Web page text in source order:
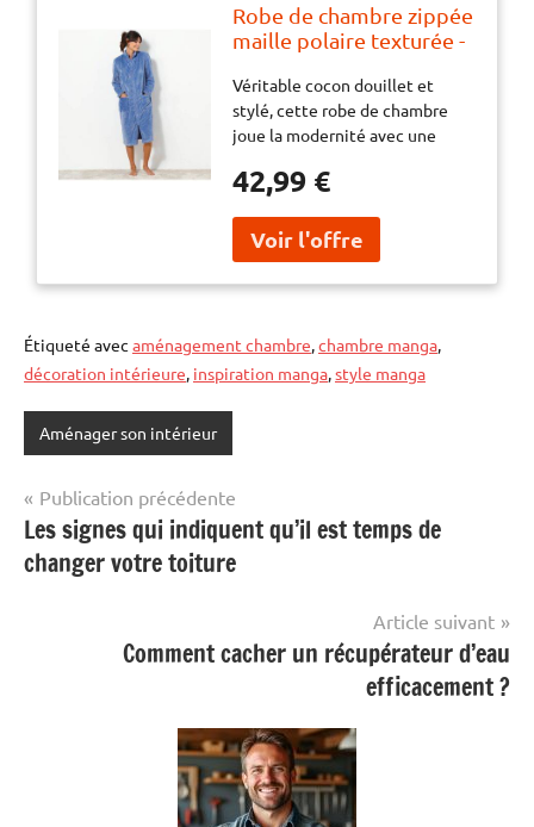
Robe de chambre zippée
maille polaire texturée -
cocon douillet et stylé,
cette robe de chambre
joue la modernité avec
zippée ultra pratique.
Coup de coeur pour sa
maille polaire texturée
ultra douce, à savourer
Véritable cocon douillet et
stylé, cette robe de chambre
joue la modernité avec une
pratique. Coup de coeur pour sa
douce, à savourer de jour
comme de nuit !
42,99 €
Étiqueté avec aménagement chambre,chambre manga,
décoration intérieure, inspiration manga,style manga
Aménager son intérieur
Navigation
de
l’article
Publication précédente
Les signes qui indiquent qu’il est temps de
changer votre toiture
Article suivant
Comment cacher un récupérateur d’eau
efficacement ?